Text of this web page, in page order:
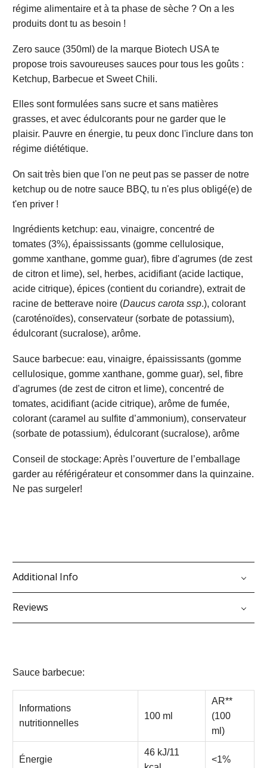
régime alimentaire et à ta phase de sèche ? On a les
produits dont tu as besoin !
Zero sauce (350ml) de la marque Biotech USA te
propose trois savoureuses sauces pour tous les goûts :
Ketchup, Barbecue et Sweet Chili.
Elles sont formulées sans sucre et sans matières
grasses, et avec édulcorants pour ne garder que le
plaisir. Pauvre en énergie, tu peux donc l'inclure dans ton
régime diététique.
On sait très bien que l'on ne peut pas se passer de notre
ketchup ou de notre sauce BBQ, tu n'es plus obligé(e) de
t'en priver !
Ingrédients ketchup: eau, vinaigre, concentré de
tomates (3%), épaississants (gomme cellulosique,
gomme xanthane, gomme guar), fibre d'agrumes (de zest
de citron et lime), sel, herbes, acidifiant (acide lactique,
acide citrique), épices (contient du coriandre), extrait de
racine de betterave noire (Daucus carota ssp.), colorant
(caroténoïdes), conservateur (sorbate de potassium),
édulcorant (sucralose), arôme.
Sauce barbecue: eau, vinaigre, épaississants (gomme
cellulosique, gomme xanthane, gomme guar), sel, fibre
d'agrumes (de zest de citron et lime), concentré de
tomates, acidifiant (acide citrique), arôme de fumée,
colorant (caramel au sulfite d’ammonium), conservateur
(sorbate de potassium), édulcorant (sucralose), arôme
Conseil de stockage: Après l’ouverture de l’emballage
garder au référigérateur et consommer dans la quinzaine.
Ne pas surgeler!
Additional Info
Reviews
Sauce barbecue:
Informations
nutritionnelles
100 ml
AR**
(100
ml)
Énergie
46 kJ/11
<1%